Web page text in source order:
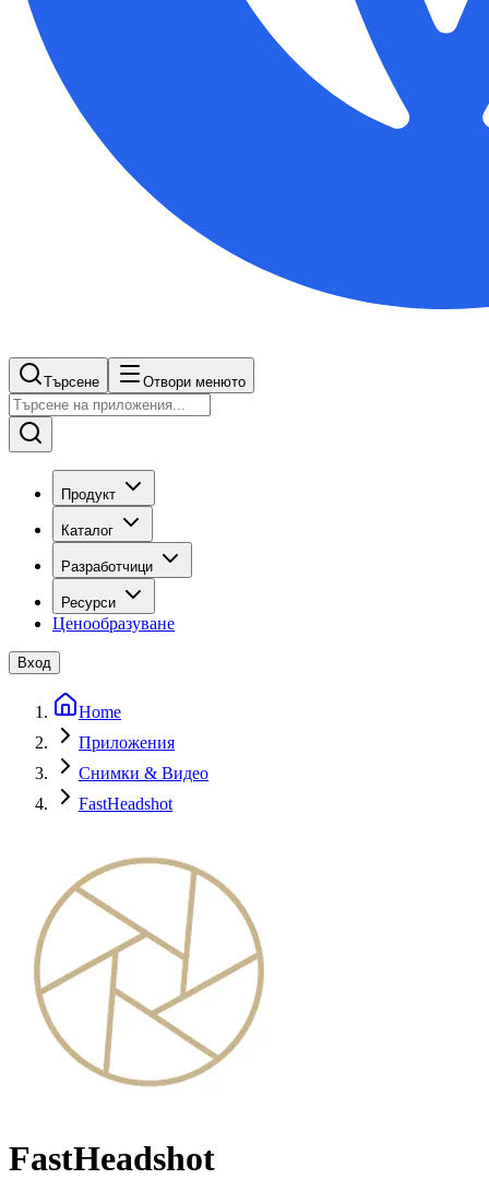
Търсене Отвори менюто
Продукт
Каталог
Разработчици
Ресурси
Ценообразуване
Вход
Home
Приложения
Снимки & Видео
FastHeadshot
FastHeadshot